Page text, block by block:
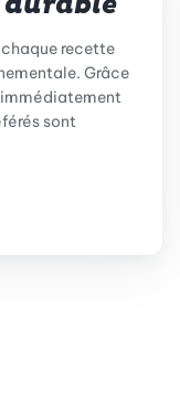
recette
Grâce
immédiatement
sont